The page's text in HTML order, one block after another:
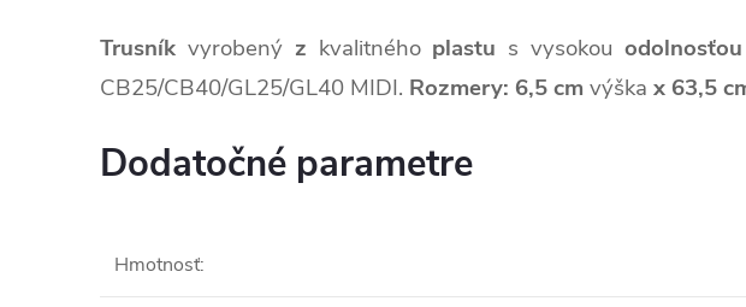
Trusník vyrobený z kvalitného plastu s vysokou
CB25/CB40/GL25/GL40 MIDI. Rozmery: 6,5 cm výška x 63,5
Dodatočné parametre
Hmotnosť: